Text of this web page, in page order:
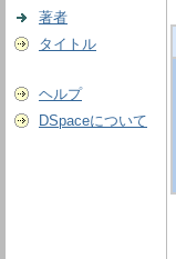
著者
タイトル
ヘルプ
DSpaceについて